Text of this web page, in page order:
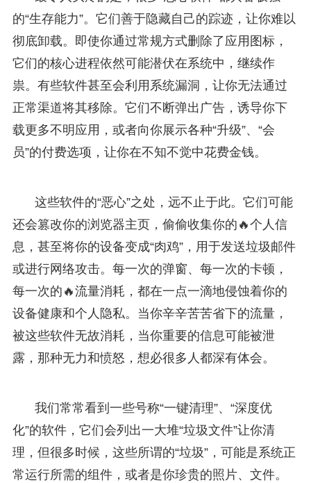
的“生存能力”。它们善于隐藏自己的踪迹，让你难以
彻底卸载。即使你通过常规方式删除了应用图标，
它们的核心进程依然可能潜伏在系统中，继续作
祟。有些软件甚至会利用系统漏洞，让你无法通过
正常渠道将其移除。它们不断弹出广告，诱导你下
载更多不明应用，或者向你展示各种“升级”、“会
员”的付费选项，让你在不知不觉中花费金钱。
这些软件的“恶心”之处，远不止于此。它们可能
还会篡改你的浏览器主页，偷偷收集你的🔥个人信
息，甚至将你的设备变成“肉鸡”，用于发送垃圾邮件
或进行网络攻击。每一次的弹窗、每一次的卡顿，
每一次的🔥流量消耗，都在一点一滴地侵蚀着你的
设备健康和个人隐私。当你辛辛苦苦省下的流量，
被这些软件无故消耗，当你重要的信息可能被泄
露，那种无力和愤怒，想必很多人都深有体会。
我们常常看到一些号称“一键清理”、“深度优
化”的软件，它们会列出一大堆“垃圾文件”让你清
理，但很多时候，这些所谓的“垃圾”，可能是系统正
常运行所需的组件，或者是你珍贵的照片、文件。